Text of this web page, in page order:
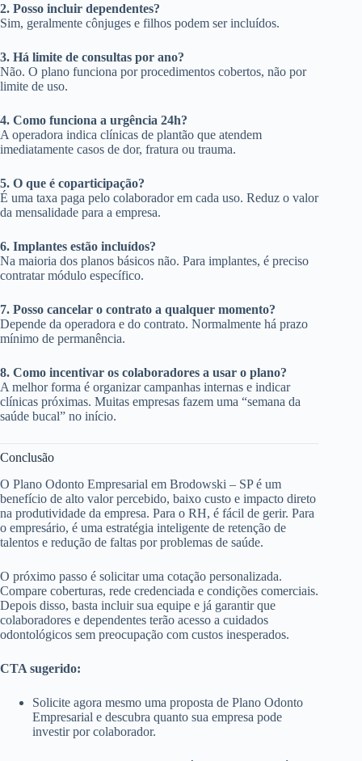
2. Posso incluir dependentes?
Sim, geralmente cônjuges e filhos podem ser incluídos.
3. Há limite de consultas por ano?
Não. O plano funciona por procedimentos cobertos, não por
limite de uso.
4. Como funciona a urgência 24h?
A operadora indica clínicas de plantão que atendem
imediatamente casos de dor, fratura ou trauma.
5. O que é coparticipação?
É uma taxa paga pelo colaborador em cada uso. Reduz o valor
da mensalidade para a empresa.
6. Implantes estão incluídos?
Na maioria dos planos básicos não. Para implantes, é preciso
contratar módulo específico.
7. Posso cancelar o contrato a qualquer momento?
Depende da operadora e do contrato. Normalmente há prazo
mínimo de permanência.
8. Como incentivar os colaboradores a usar o plano?
A melhor forma é organizar campanhas internas e indicar
clínicas próximas. Muitas empresas fazem uma “semana da
saúde bucal” no início.
Conclusão
O Plano Odonto Empresarial em Brodowski – SP é um
benefício de alto valor percebido, baixo custo e impacto direto
na produtividade da empresa. Para o RH, é fácil de gerir. Para
o empresário, é uma estratégia inteligente de retenção de
talentos e redução de faltas por problemas de saúde.
O próximo passo é solicitar uma cotação personalizada.
Compare coberturas, rede credenciada e condições comerciais.
Depois disso, basta incluir sua equipe e já garantir que
colaboradores e dependentes terão acesso a cuidados
odontológicos sem preocupação com custos inesperados.
CTA sugerido:
Solicite agora mesmo uma proposta de Plano Odonto
Empresarial e descubra quanto sua empresa pode
investir por colaborador.